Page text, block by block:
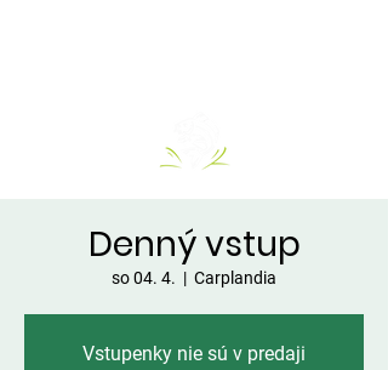
Denný vstup
so 04. 4.
  |
Carplandia
Vstupenky nie sú v predaji